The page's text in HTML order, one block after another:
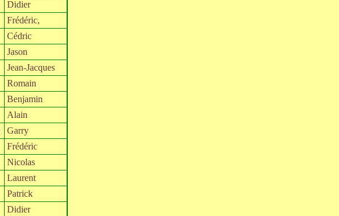
Didier
Frédéric,
Cédric
Jason
Jean-Jacques
Romain
Benjamin
Alain
Garry
Frédéric
Nicolas
Laurent
Patrick
Didier